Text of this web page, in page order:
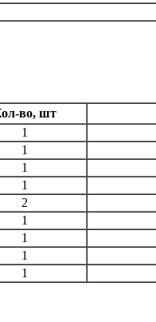
во, шт
1
1
1
1
2
1
1
1
1